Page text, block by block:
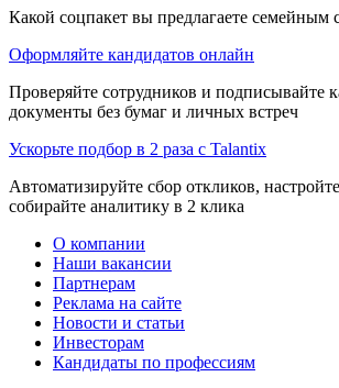
Какой соцпакет вы предлагаете семейным
Оформляйте кандидатов онлайн
Проверяйте сотрудников и подписывайте
документы без бумаг и личных встреч
Ускорьте подбор в 2 раза с Talantix
Автоматизируйте сбор откликов,
собирайте аналитику в 2 клика
О компании
Наши вакансии
Партнерам
Реклама на сайте
Новости и статьи
Инвесторам
Кандидаты по профессиям